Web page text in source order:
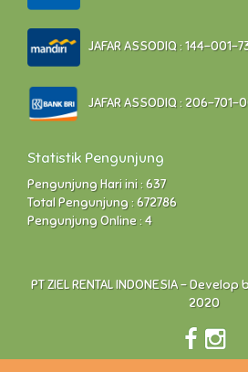
JAFAR ASSODIQ : 144-001-
JAFAR ASSODIQ : 206-701-
Statistik Pengunjung
Pengunjung Hari ini : 637
Total Pengunjung : 672786
Pengunjung Online : 4
PT ZIEL RENTAL INDONESIA - Develop
2020